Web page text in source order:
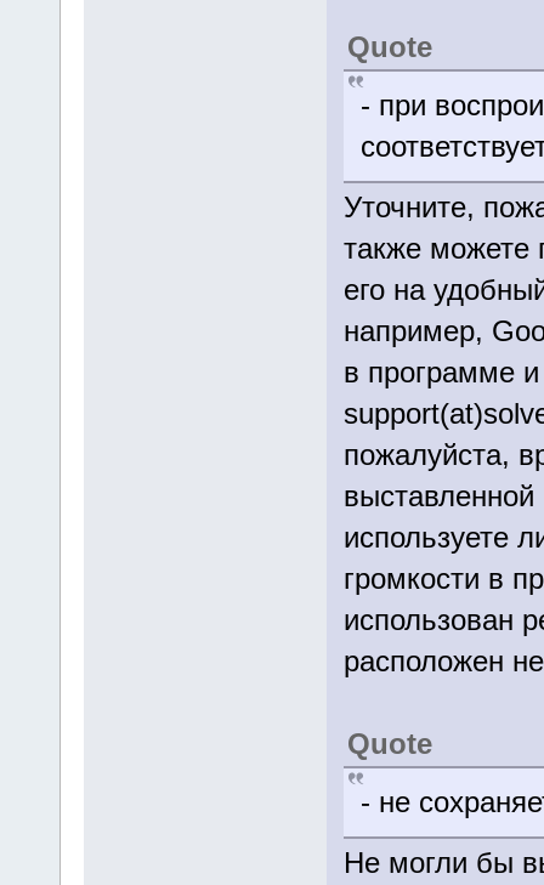
Quote
- при
Уточните,
также можете
его на
например,
в программе
пожалуйста,
выставленной
используете
громкости в
использован
расположен
Quote
- не
Не могли бы